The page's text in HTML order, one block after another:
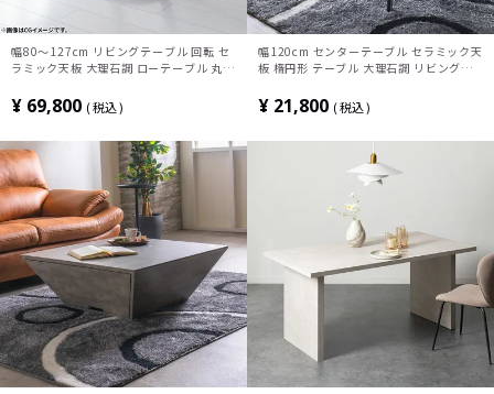
幅80～127cm リビングテーブル 回転 セ
ラミック天板 大理石調 ローテーブル 丸テ
シンプル モダン ブラック ホワイト グレ
ー
¥ 69,800 税込
幅120cm センターテーブル セラミック天
板 楕円形 テーブル 大理石調 リビングテ
モダン ブラック グレー ホワイト
¥ 21,800 税込